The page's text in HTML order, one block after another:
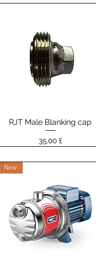
Vista rapida
RJT Male Blanking cap
Prezzo
35,00 £
New